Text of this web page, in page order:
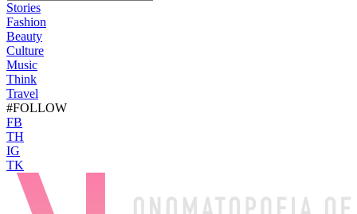
Stories
Fashion
Beauty
Culture
Music
Think
Travel
#FOLLOW
FB
TH
IG
TK